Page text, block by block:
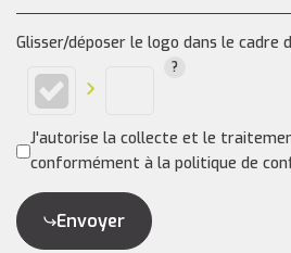
Glisser/déposer le logo dans le cadre
J'autorise la collecte et le
conformément à la politique de
Envoyer